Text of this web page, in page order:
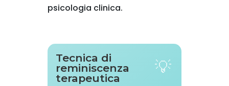
psicologia clinica.
Tecnica di
reminiscenza
terapeutica